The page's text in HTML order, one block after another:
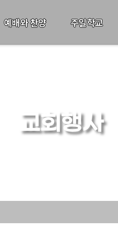
예배와 찬양 주일학교
교회행사